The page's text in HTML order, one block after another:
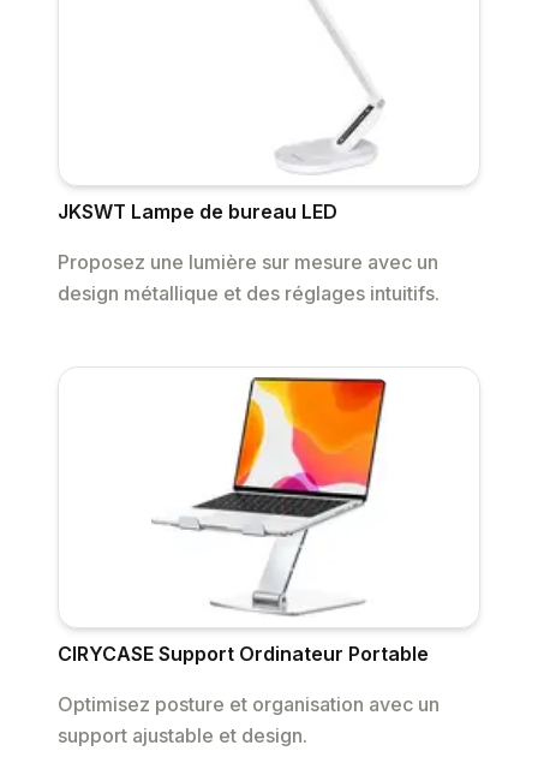
JKSWT Lampe de bureau LED
Proposez une lumière sur mesure avec un
design métallique et des réglages intuitifs.
CIRYCASE Support Ordinateur Portable
Optimisez posture et organisation avec un
support ajustable et design.